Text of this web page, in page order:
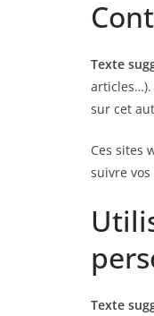
Texte
articles…).
sur cet
Ces sites
suivre
Texte